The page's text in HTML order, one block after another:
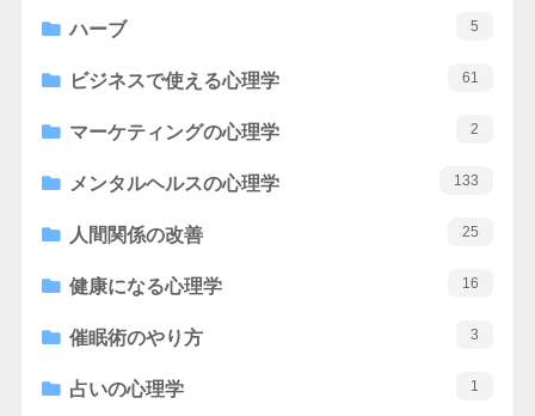
ハーブ 5
ビジネスで使える心理学 61
マーケティングの心理学 2
メンタルヘルスの心理学 133
人間関係の改善 25
健康になる心理学 16
催眠術のやり方 3
占いの心理学 1